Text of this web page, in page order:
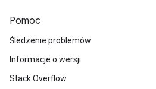
Pomoc
Śledzenie problemów
Informacje o wersji
Stack Overflow